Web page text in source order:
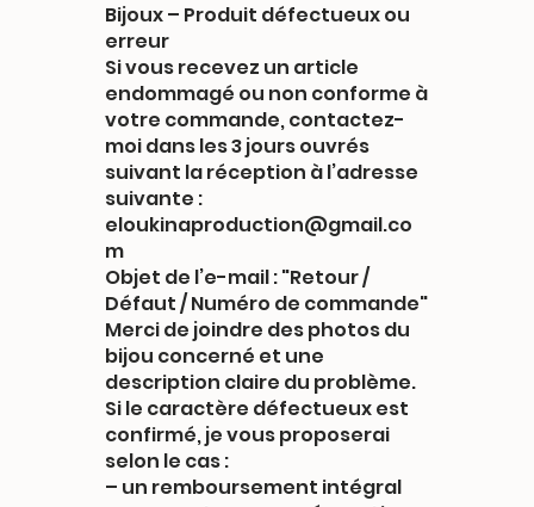
Bijoux – Produit défectueux ou
erreur
Si vous recevez un article
endommagé ou non conforme à
votre commande, contactez-
moi dans les 3 jours ouvrés
suivant la réception à l’adresse
suivante :
eloukinaproduction@gmail.co
m
Objet de l’e-mail : "Retour /
Défaut / Numéro de commande"
Merci de joindre des photos du
bijou concerné et une
description claire du problème.
Si le caractère défectueux est
confirmé, je vous proposerai
selon le cas :
– un remboursement intégral